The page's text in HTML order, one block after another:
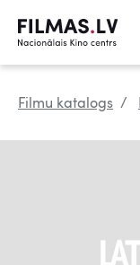
Filmu katalogs